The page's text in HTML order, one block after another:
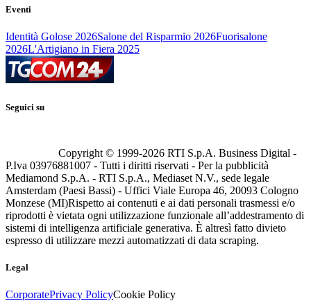
Eventi
Identità Golose 2026Salone del Risparmio 2026Fuorisalone
2026L'Artigiano in Fiera 2025
Seguici su
Copyright © 1999-2026 RTI S.p.A. Business Digital -
P.Iva 03976881007 - Tutti i diritti riservati - Per la pubblicità
Mediamond S.p.A. - RTI S.p.A., Mediaset N.V., sede legale
Amsterdam (Paesi Bassi) - Uffici Viale Europa 46, 20093 Cologno
Monzese (MI)Rispetto ai contenuti e ai dati personali trasmessi e/o
riprodotti è vietata ogni utilizzazione funzionale all’addestramento di
sistemi di intelligenza artificiale generativa. È altresì fatto divieto
espresso di utilizzare mezzi automatizzati di data scraping.
Legal
CorporatePrivacy PolicyCookie Policy